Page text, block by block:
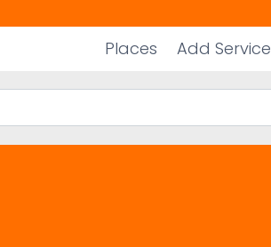
Places Add Service